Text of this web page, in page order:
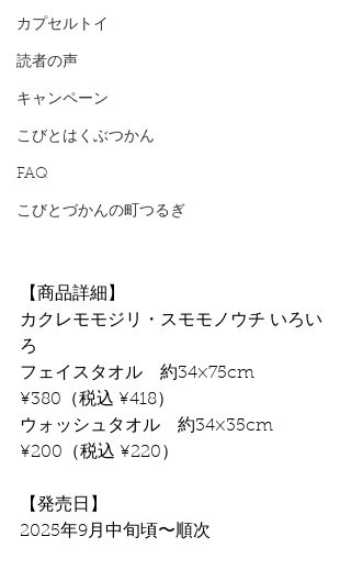
カプセルトイ
読者の声
キャンペーン
こびとはくぶつかん
FAQ
こびとづかんの町つるぎ
【商品詳細】
カクレモモジリ・スモモノウチ いろい
ろ
フェイスタオル　約34×75cm
¥380（税込 ¥418）
ウォッシュタオル　約34×35cm
¥200（税込 ¥220）
【発売日】
2025年9月中旬頃〜順次